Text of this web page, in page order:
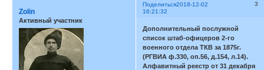
Поделиться 3
2018-12-02
16:21:32
Zolin
Активный участник
Дополнительный послужной
список штаб-офицеров 2-го
военного отдела ТКВ за 1875г.
(РГВИА ф.330, оп.56, д.154, л.14).
Алфавитный реестр от 31 декабря